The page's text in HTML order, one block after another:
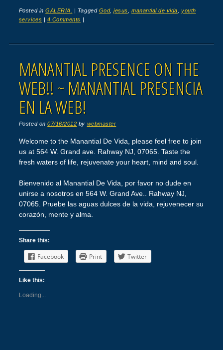
Posted inGALERIA. | Tagged God,jesus manantial de vida
youth
services | 4 Comments |
MANANTIAL PRESENCE ON THE
WEB!! ~ MANANTIAL PRESENCIA
EN LA WEB!
Posted on07/16/2012 by webmaster
Welcome to the Manantial De Vida, please feel free to join
us at 564 W. Grand ave. Rahway NJ, 07065. Taste the
fresh waters of life, rejuvenate your heart, mind and soul.
Bienvenido al Manantial De Vida, por favor no dude en
unirse a nosotros en 564 W. Grand Ave.. Rahway NJ,
07065. Pruebe las aguas dulces de la vida, rejuvenecer su
corazón, mente y alma.
Share this:
Facebook Print Twitter
Like this:
Loading...